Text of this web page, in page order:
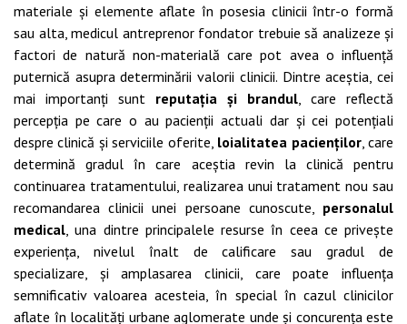
materiale și elemente aflate în posesia clinicii într-o formă
sau alta, medicul antreprenor fondator trebuie să analizeze și
factori de natură non-materială care pot avea o influență
puternică asupra determinării valorii clinicii. Dintre aceștia, cei
mai importanți sunt reputația și brandul , care reflectă
percepția pe care o au pacienții actuali dar și cei potențiali
despre clinică și serviciile oferite, loialitatea pacienților, care
determină gradul în care aceștia revin la clinică pentru
continuarea tratamentului, realizarea unui tratament nou sau
recomandarea clinicii unei persoane cunoscute, personalul
medical , una dintre principalele resurse în ceea ce privește
experiența, nivelul înalt de calificare sau gradul de
specializare, și amplasarea clinicii, care poate influența
semnificativ valoarea acesteia, în special în cazul clinicilor
aflate în localități urbane aglomerate unde și concurența este